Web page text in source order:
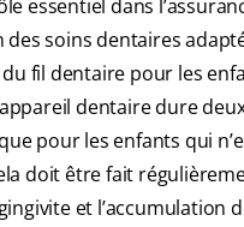
essentiel dans
des soins dentaires
du fil dentaire pour les
dentaire dure
pour les enfants qui
doit être fait
et l’accumulation